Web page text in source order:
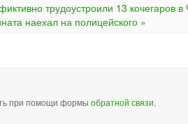
трудоустроили 13 кочегаров в
наехал на полицейского »
при помощи формы обратной связи.